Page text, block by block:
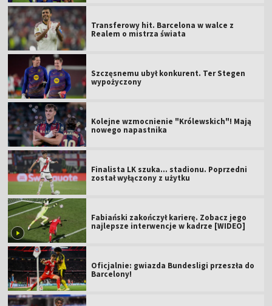
Transferowy hit. Barcelona w walce z
Realem o mistrza świata
Szczęsnemu ubył konkurent. Ter Stegen
wypożyczony
Kolejne wzmocnienie "Królewskich"! Mają
nowego napastnika
Finalista LK szuka... stadionu. Poprzedni
został wyłączony z użytku
Fabiański zakończył karierę. Zobacz jego
najlepsze interwencje w kadrze [WIDEO]
Oficjalnie: gwiazda Bundesligi przeszła do
Barcelony!